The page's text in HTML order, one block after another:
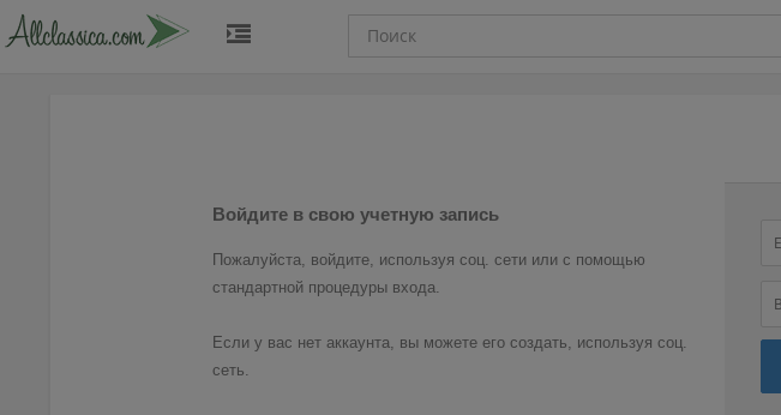
Войдите в свою учетную запись
Пожалуйста, войдите, используя соц. сети или с помощью
стандартной процедуры входа.
Если у вас нет аккаунта, вы можете его создать, используя соц.
сеть.